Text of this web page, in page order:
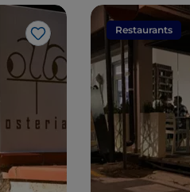
J’aime
Restaurants